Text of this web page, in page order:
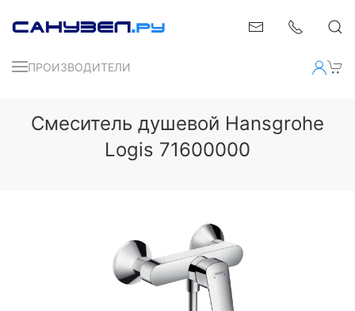
ПРОИЗВОДИТЕЛИ
Смеситель душевой Hansgrohe
Logis 71600000